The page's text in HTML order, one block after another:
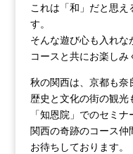
これは「和」だと思
す。
そんな遊び心も入れ
コースと共にお楽しみ
秋の関西は、京都も奈
歴史と文化の街の観
「知恩院」でのセミ
関西の奇跡のコース仲
お待ちしております。